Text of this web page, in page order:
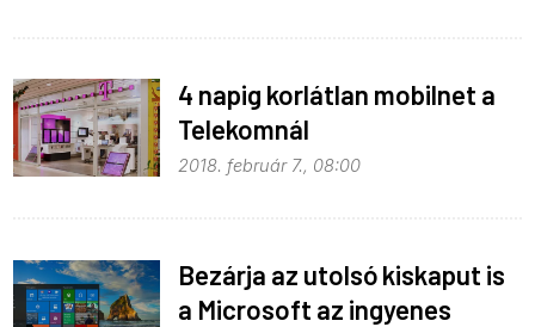
4 napig korlátlan mobilnet a
Telekomnál
2018. február 7., 08:00
Bezárja az utolsó kiskaput is
a Microsoft az ingyenes